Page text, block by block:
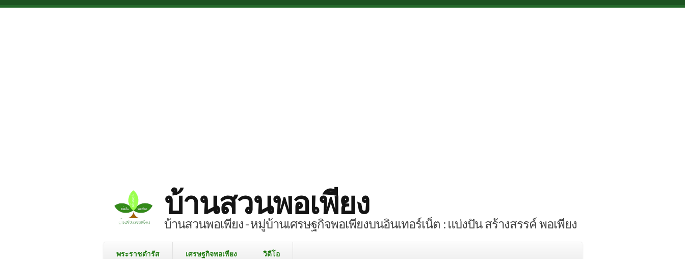
Skip to main content
บ้านสวนพอเพียง
บ้านสวนพอเพียง - หมู่บ้านเศรษฐกิจพอเพียงบนอินเทอร์เน็ต : แบ่งปัน สร้างสรรค์ พอเพียง
พระราชดำรัส เศรษฐกิจพอเพียง วิดีโอ